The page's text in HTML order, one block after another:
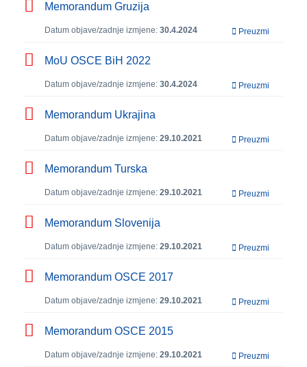
Memorandum Gruzija
Datum objave/zadnje izmjene: 30.4.2024 Preuzmi
MoU OSCE BiH 2022
Datum objave/zadnje izmjene: 30.4.2024 Preuzmi
Memorandum Ukrajina
Datum objave/zadnje izmjene: 29.10.2021 Preuzmi
Memorandum Turska
Datum objave/zadnje izmjene: 29.10.2021 Preuzmi
Memorandum Slovenija
Datum objave/zadnje izmjene: 29.10.2021 Preuzmi
Memorandum OSCE 2017
Datum objave/zadnje izmjene: 29.10.2021 Preuzmi
Memorandum OSCE 2015
Datum objave/zadnje izmjene: 29.10.2021 Preuzmi